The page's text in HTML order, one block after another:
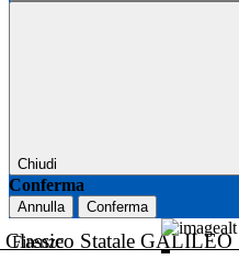
Chiudi
Conferma
Annulla Conferma
Classico Statale GALILEO
Firenze